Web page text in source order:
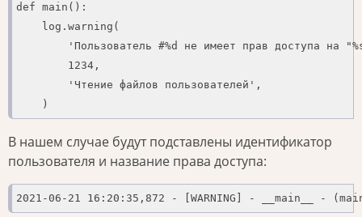
def main():
    log.warning(
'Пользователь #%d не имеет прав доступа на
        1234,
        'Чтение файлов пользователей',
    )
В нашем случае будут подставлены идентификатор
пользователя и название права доступа:
2021-06-21 16:20:35,872 - [WARNING] - __main__ -